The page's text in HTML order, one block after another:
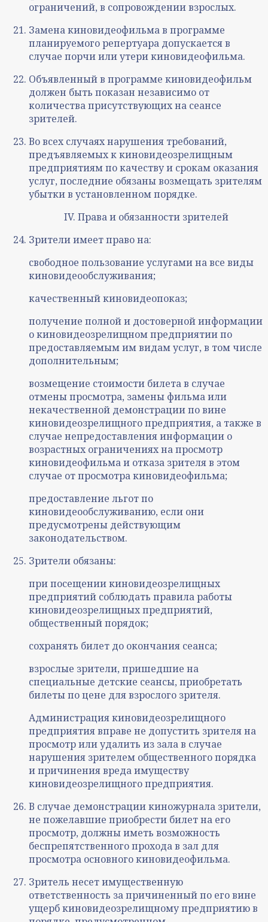
ограничений, в сопровождении взрослых.
Замена киновидеофильма в программе
планируемого репертуара допускается в
случае порчи или утери киновидеофильма.
Объявленный в программе киновидеофильм
должен быть показан независимо от
количества присутствующих на сеансе
зрителей.
Во всех случаях нарушения требований,
предъявляемых к киновидеозрелищным
предприятиям по качеству и срокам оказания
услуг, последние обязаны возмещать зрителям
убытки в установленном порядке.
IV. Права и обязанности зрителей
Зрители имеет право на:
свободное пользование услугами на все виды
киновидеообслуживания;
качественный киновидеопоказ;
получение полной и достоверной информации
о киновидеозрелищном предприятии по
предоставляемым им видам услуг, в том числе
дополнительным;
возмещение стоимости билета в случае
отмены просмотра, замены фильма или
некачественной демонстрации по вине
киновидеозрелищного предприятия, а также в
случае непредоставления информации о
возрастных ограничениях на просмотр
киновидеофильма и отказа зрителя в этом
случае от просмотра киновидеофильма;
предоставление льгот по
киновидеообслуживанию, если они
предусмотрены действующим
законодательством.
Зрители обязаны:
при посещении киновидеозрелищных
предприятий соблюдать правила работы
киновидеозрелищных предприятий,
общественный порядок;
сохранять билет до окончания сеанса;
взрослые зрители, пришедшие на
специальные детские сеансы, приобретать
билеты по цене для взрослого зрителя.
Администрация киновидеозрелищного
предприятия вправе не допустить зрителя на
просмотр или удалить из зала в случае
нарушения зрителем общественного порядка
и причинения вреда имуществу
киновидеозрелищного предприятия.
В случае демонстрации киножурнала зрители,
не пожелавшие приобрести билет на его
просмотр, должны иметь возможность
беспрепятственного прохода в зал для
просмотра основного киновидеофильма.
Зритель несет имущественную
ответственность за причиненный по его вине
ущерб киновидеозрелищному предприятию в